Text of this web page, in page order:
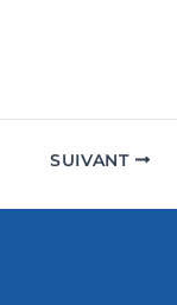
SUIVANT